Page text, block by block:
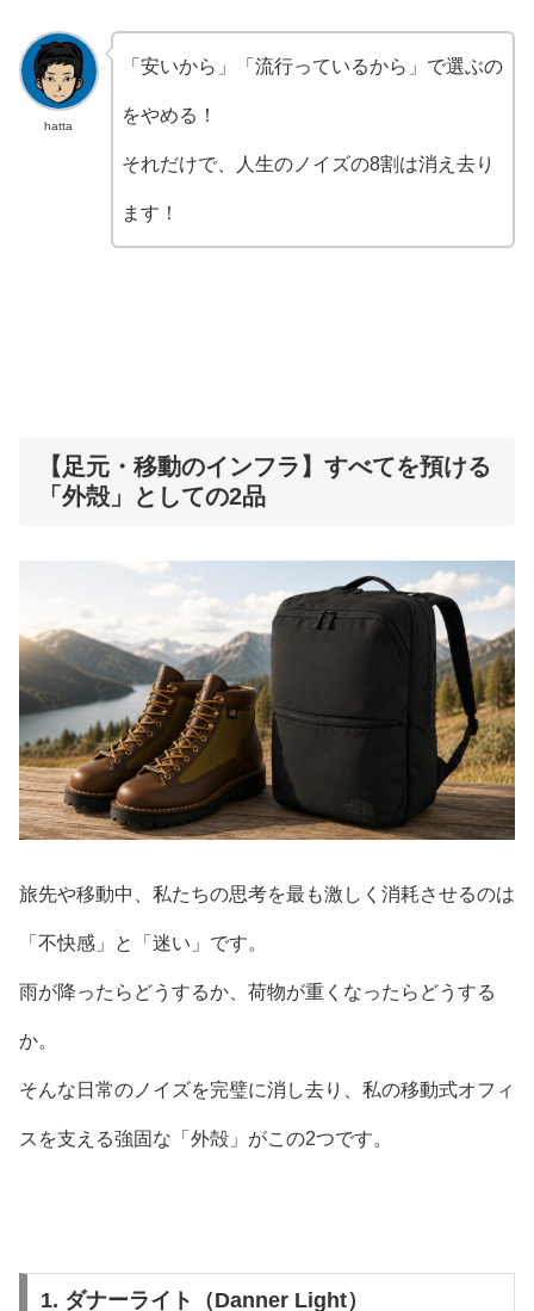
hatta
「安いから」「流行っているから」で選ぶの
をやめる！
それだけで、人生のノイズの8割は消え去り
ます！
【足元・移動のインフラ】すべてを預ける
「外殻」としての2品
旅先や移動中、私たちの思考を最も激しく消耗させるのは
「不快感」と「迷い」です。
雨が降ったらどうするか、荷物が重くなったらどうする
か。
そんな日常のノイズを完璧に消し去り、私の移動式オフィ
スを支える強固な「外殻」がこの2つです。
1. ダナーライト（Danner Light）